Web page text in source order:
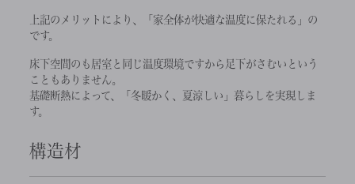
上記のメリットにより、「家全体が快適な温度に保たれる」の
です。
床下空間のも居室と同じ温度環境ですから足下がさむいという
こともありません。
基礎断熱によって、「冬暖かく、夏涼しい」暮らしを実現しま
す。
構造材